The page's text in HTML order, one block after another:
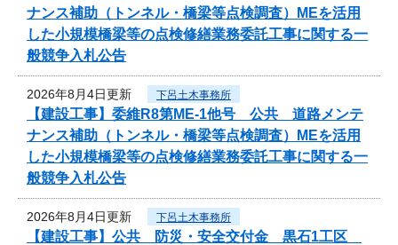
ナンス補助（トンネル・橋梁等点検調査）MEを活用
した小規模橋梁等の点検修繕業務委託工事に関する一
般競争入札公告
2026年8月4日更新 下呂土木事務所
【建設工事】委維R8第ME-1他号 公共 道路メンテ
ナンス補助（トンネル・橋梁等点検調査）MEを活用
した小規模橋梁等の点検修繕業務委託工事に関する一
般競争入札公告
2026年8月4日更新 下呂土木事務所
【建設工事】公共 防災・安全交付金 黒石1工区